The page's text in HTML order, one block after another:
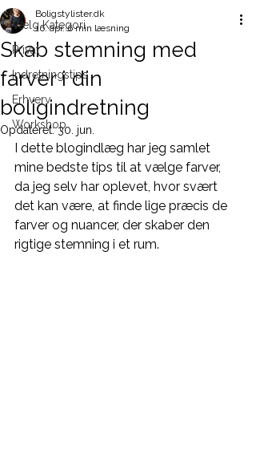
Vælg Kategori
Privat
Indretningstips
Erhverv
Workshop
Skab stemning med
farver i din
boligindretning
Boligstylister.dk
16. apr. 6 min læsning
Opdateret:30. jun.
I dette blogindlæg har jeg samlet
mine bedste tips til at vælge farver,
da jeg selv har oplevet, hvor svært
det kan være, at finde lige præcis de
farver og nuancer, der skaber den
rigtige stemning i et rum.